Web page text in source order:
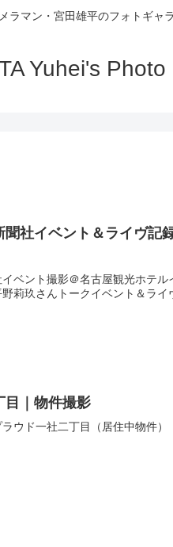
ラマン・宮田雄平のフォトギャ
Yuhei's
聞社イベント＆ライヴ記
ベント撮影＠名古屋観光ホテル
莉玖さんトークイベント＆ライ
目｜物件撮影
ウド一社二丁目（居住中物件）